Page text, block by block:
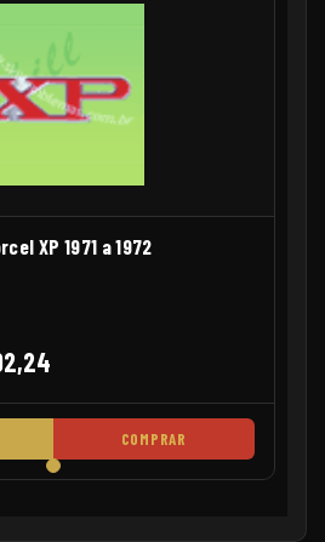
XP 1971 a 1972
COMPRAR